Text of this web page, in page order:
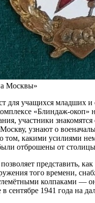
Москвы»
для учащихся младших и
«Блиндаж-окоп»
участники
узнают о
том, какими усилиями
отброшены от
представить, как
того времени,
колпаками —
сентябре 1941 года на